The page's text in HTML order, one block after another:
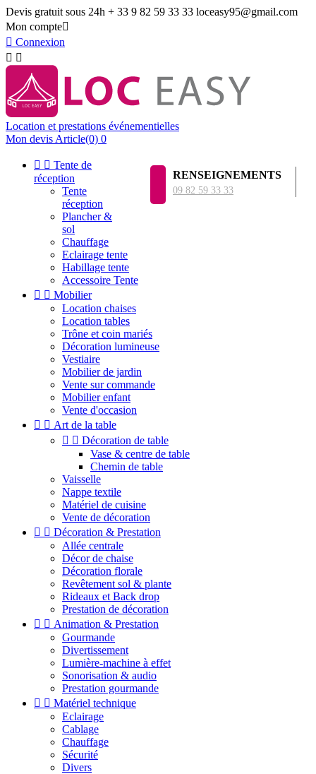
Devis gratuit sous 24h + 33 9 82 59 33 33 loceasy95@gmail.com
Mon compte
 Connexion
 
Location et prestations événementielles
Mon devis Article(0) 0
RENSEIGNEMENTS
09 82 59 33 33
  Tente de
réception
Tente
réception
Plancher &
sol
Chauffage
Eclairage tente
Habillage tente
Accessoire Tente
  Mobilier
Location chaises
Location tables
Trône et coin mariés
Décoration lumineuse
Vestiaire
Mobilier de jardin
Vente sur commande
Mobilier enfant
Vente d'occasion
  Art de la table
  Décoration de table
Vase & centre de table
Chemin de table
Vaisselle
Nappe textile
Matériel de cuisine
Vente de décoration
  Décoration & Prestation
Allée centrale
Décor de chaise
Décoration florale
Revêtement sol & plante
Rideaux et Back drop
Prestation de décoration
  Animation & Prestation
Gourmande
Divertissement
Lumière-machine à effet
Sonorisation & audio
Prestation gourmande
  Matériel technique
Eclairage
Cablage
Chauffage
Sécurité
Divers